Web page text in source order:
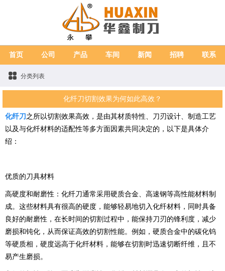
首页 公司 产品 车间 新闻 招聘 联系
分类列表
化纤刀切割效果为何如此高效？
化纤刀 之所以切割效果高效，是由其材质特性、刀刃设计、制造工艺
以及与化纤材料的适配性等多方面因素共同决定的，以下是具体介
绍：
优质的刀具材料
高硬度和耐磨性：化纤刀通常采用硬质合金、高速钢等高性能材料制
成。这些材料具有很高的硬度，能够轻易地切入化纤材料，同时具备
良好的耐磨性，在长时间的切割过程中，能保持刀刃的锋利度，减少
磨损和钝化，从而保证高效的切割性能。例如，硬质合金中的碳化钨
等硬质相，硬度远高于化纤材料，能够在切割时迅速切断纤维，且不
易产生磨损。